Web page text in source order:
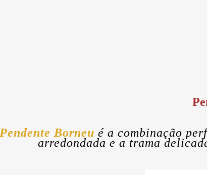
Pendente Borneu é a combinação
arredondada e a trama